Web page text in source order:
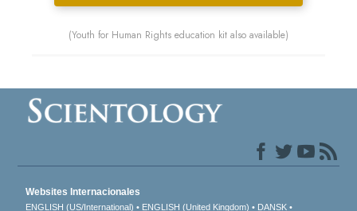
(Youth for Human Rights education kit also available)
Websites Internacionales
ENGLISH (US/International) ENGLISH (United Kingdom) DANSK